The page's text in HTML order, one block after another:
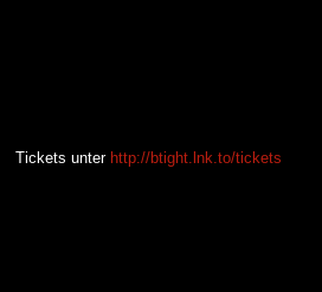
Tickets unter http://btight.lnk.to/tickets